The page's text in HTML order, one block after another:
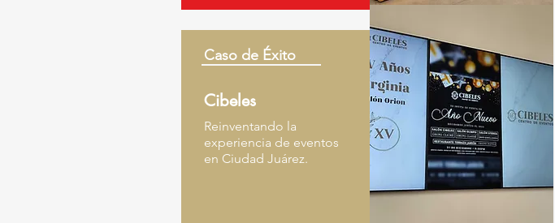
Caso de Éxito
Cibeles
Reinventando la
experiencia de eventos
en Ciudad Juárez.